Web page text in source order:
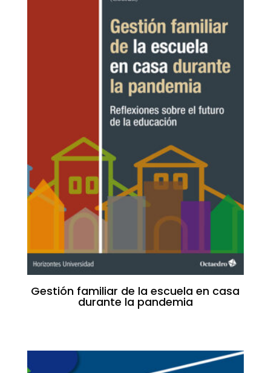
Gestión familiar de la escuela en casa
durante la pandemia